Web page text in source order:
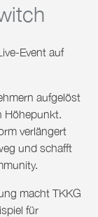
Event auf
aufgelöst
Höhepunkt.
verlängert
und schafft
macht TKKG
für